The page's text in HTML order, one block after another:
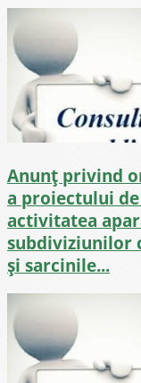
Anunț privind
a proiectului
activitatea
subdiviziunilor
și sarcinile...